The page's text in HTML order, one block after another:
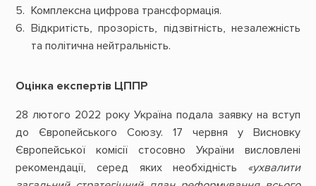
Комплексна цифрова трансформація.
Відкритість, прозорість, підзвітність, незалежність
та політична нейтральність.
Оцінка експертів ЦППР
28 лютого 2022 року Україна подала заявку на вступ
до Європейського Союзу. 17 червня у Висновку
Європейської комісії стосовно України висловлені
рекомендації, серед яких необхідність «ухвалити